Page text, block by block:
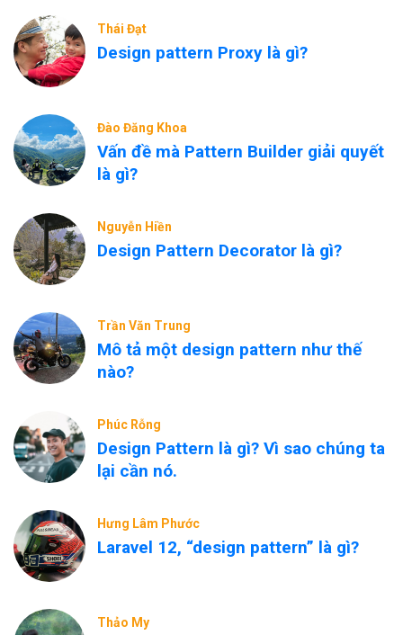
Thái Đạt
Design pattern Proxy là gì?
Đào Đăng Khoa
Vấn đề mà Pattern Builder giải quyết
là gì?
Nguyễn Hiền
Design Pattern Decorator là gì?
Trần Văn Trung
Mô tả một design pattern như thế
nào?
Phúc Rỗng
Design Pattern là gì? Vì sao chúng ta
lại cần nó.
Hưng Lâm Phước
Laravel 12, “design pattern” là gì?
Thảo My